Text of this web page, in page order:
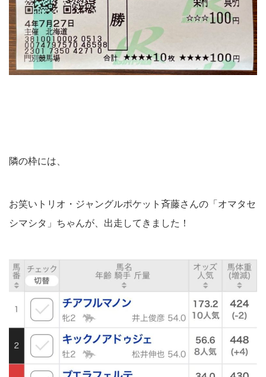
隣の枠には、
お笑いトリオ・ジャングルポケット斉藤さんの「オマタセ
シマシタ」ちゃんが、出走してきました！